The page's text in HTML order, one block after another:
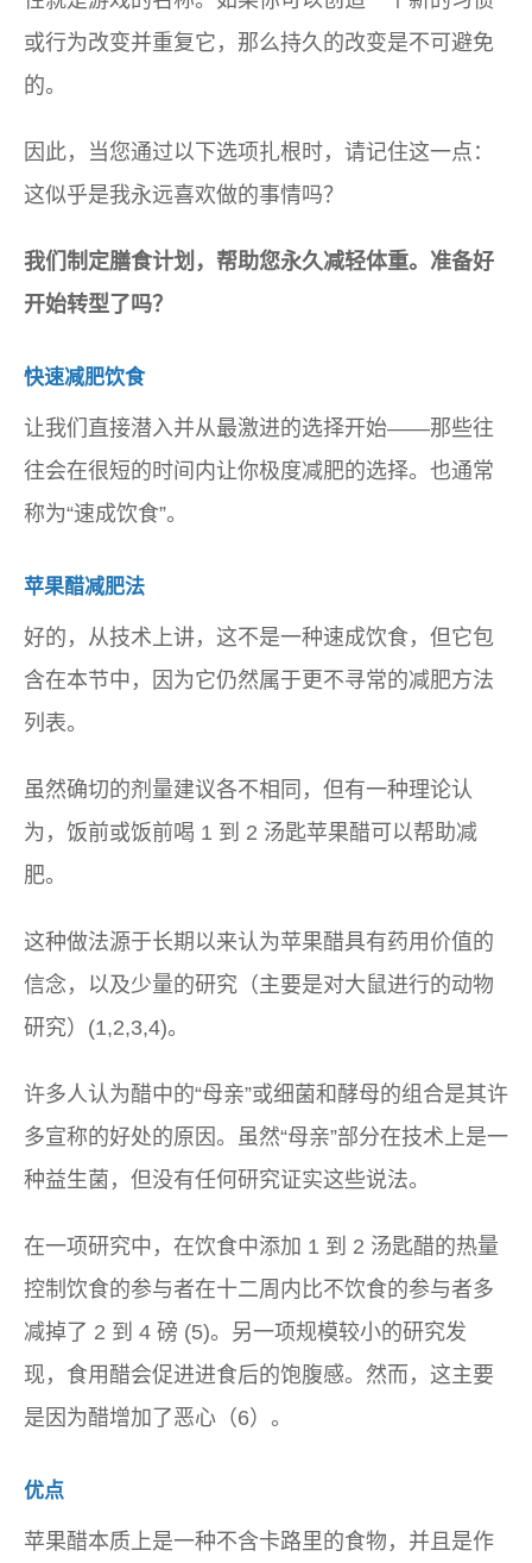
或行为改变并重复它，那么持久的改变是不可避免
的。
因此，当您通过以下选项扎根时，请记住这一点：
这似乎是我永远喜欢做的事情吗？
我们制定膳食计划，帮助您永久减轻体重。准备好
开始转型了吗？
快速减肥饮食
让我们直接潜入并从最激进的选择开始——那些往
往会在很短的时间内让你极度减肥的选择。也通常
称为“速成饮食”。
苹果醋减肥法
好的，从技术上讲，这不是一种速成饮食，但它包
含在本节中，因为它仍然属于更不寻常的减肥方法
列表。
虽然确切的剂量建议各不相同，但有一种理论认
为，饭前或饭前喝 1 到 2 汤匙苹果醋可以帮助减
肥。
这种做法源于长期以来认为苹果醋具有药用价值的
信念，以及少量的研究（主要是对大鼠进行的动物
研究）(1,2,3,4)。
许多人认为醋中的“母亲”或细菌和酵母的组合是其许
多宣称的好处的原因。虽然“母亲”部分在技术上是一
种益生菌，但没有任何研究证实这些说法。
在一项研究中，在饮食中添加 1 到 2 汤匙醋的热量
控制饮食的参与者在十二周内比不饮食的参与者多
减掉了 2 到 4 磅 (5)。另一项规模较小的研究发
现，食用醋会促进进食后的饱腹感。然而，这主要
是因为醋增加了恶心（6）。
优点
苹果醋本质上是一种不含卡路里的食物，并且是作